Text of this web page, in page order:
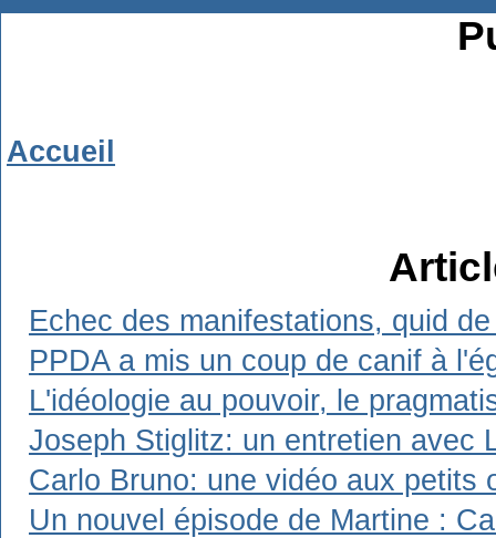
Accueil
Echec des manifestations, quid
PPDA a mis un coup de canif à
L'idéologie au pouvoir, le
Joseph Stiglitz: un entretien avec
Carlo Bruno: une vidéo aux petits
Un nouvel épisode de Martine :